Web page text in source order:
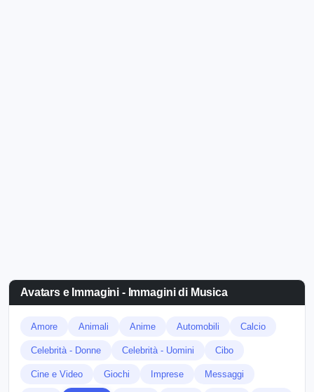
Avatars e Immagini - Immagini di Musica
Amore Animali Anime Automobili Calcio
Celebrità - Donne Celebrità - Uomini Cibo
Cine e Video Giochi Imprese Messaggi